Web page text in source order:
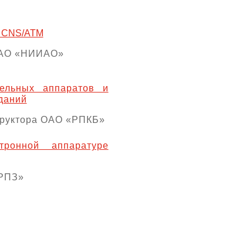
ATM
«НИИАО»
аппаратов и
ОАО «РПКБ»
аппаратуре